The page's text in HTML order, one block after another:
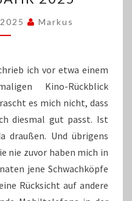
Markus
ich vor etwa einem
Kino-Rückblick
es mich nicht, dass
diesmal gut passt. Ist
draußen. Und übrigens
nie zuvor haben mich in
jene Schwachköpfe
Rücksicht auf andere